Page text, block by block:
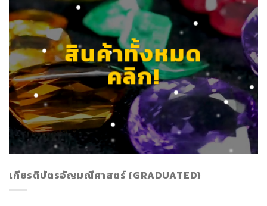
สินค้าทั้งหมด
คลิก!
เกียรติบัตรอัญมณีศาสตร์ (GRADUATED)